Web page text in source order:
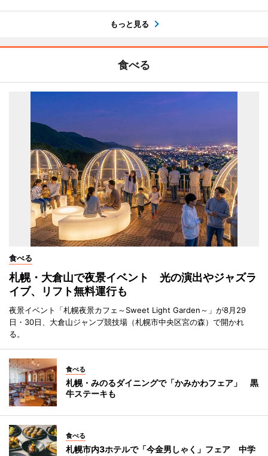
もっと見る
食べる
食べる
札幌・大倉山で夜景イベント 光の演出やジャズラ
イブ、リフト無料運行も
夜景イベント「札幌夜景カフェ～Sweet Light Garden～」が8月29
日・30日、大倉山ジャンプ競技場（札幌市中央区宮の森）で開かれ
る。
食べる
札幌・みのるダイニングで「かみかわフェア」 黒
牛ステーキも
食べる
札幌市内3ホテルで「今金男しゃく」フェア 中学